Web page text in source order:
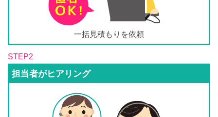
一括見積もりを依頼
STEP2
担当者がヒアリング